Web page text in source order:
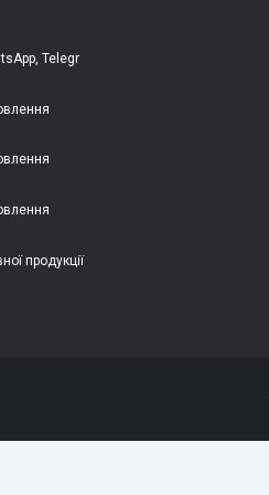
Telegr
продукції